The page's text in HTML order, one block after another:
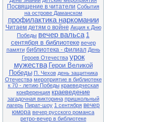
Чернобыля» (35 лет со дня
катастрофы на Чернобыльской
АЭС)
27.04 13-00 Ф№1
Квест-игра «В поисках заветного
клада» (в рамках клуба «Семь Я)
28.04 13-00 Ф№1
Экологический час «Чернобыль.
Год 1986» (35 лет со дня
катастрофы на Чернобыльской
АЭС)
28.04 11-00 ЦБ
Литературный час «Король смеха
Аркадий Аверченко» (140 лет со
дня рождения писателя)
29.04 13-00 Ф№1
Посвящение в читатели События
на острове Даманском
профилактика наркомании
Читаем детям о войне Акция к Дню
Победы вечер вальса 1
сентября в библиотеке вечер
памяти библиотека - филиал День
Героев Отечества урок
мужества Герои Великой
Победы П. Чехов день защитника
Отечества мероприятие в библиотеке
к 70 - летию Победы краеведческая
конференция краеведение
загадочная викторина пришкольный
лагерь Пират-шоу 1 сентября вечер
юмора вечер русского романса
ретро-вечер в библиотеке